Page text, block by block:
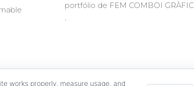
portfólio de FEM COMBOI GRÀFIC
works properly, measure usage, and